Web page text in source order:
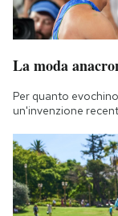
La moda
Per quanto
un'invenzione